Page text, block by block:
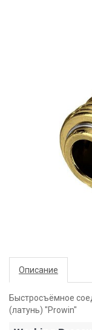
Описание
Быстросъёмное
(латунь) "Prowin"